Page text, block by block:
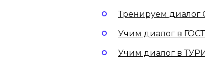
Тренируем диалог
Учим диалог в
Учим диалог в